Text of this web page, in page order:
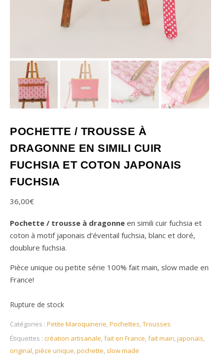
POCHETTE / TROUSSE À
DRAGONNE EN SIMILI CUIR
FUCHSIA ET COTON JAPONAIS
FUCHSIA
36,00€
Pochette / trousse à dragonne en simili cuir fuchsia et
coton à motif japonais d’éventail fuchsia, blanc et doré,
doublure fuchsia.
Pièce unique ou petite série 100% fait main, slow made en
France!
Rupture de stock
Catégories : Petite Maroquinerie,Pochettes,Trousses
Étiquettes : création artisanale,fait en France,fait main,japonais,
original,pièce unique,pochette, slow made